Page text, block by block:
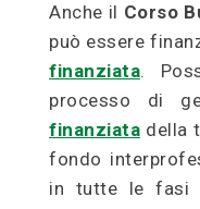
Anche il Corso
può essere
finanziata.
processo di
finanziata della
fondo
in tutte le fasi